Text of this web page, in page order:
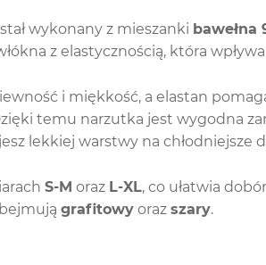
wykonany z mieszanki bawełna
z elastycznością, która
i miękkość, a elastan
temu narzutka jest wygodna
lekkiej warstwy na chłodniejsze
S-M oraz L-XL, co ułatwia
grafitowy oraz szary.